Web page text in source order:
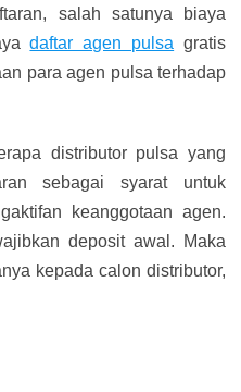
salah satunya biaya
daftar agen pulsa gratis
para agen pulsa terhadap
distributor pulsa yang
sebagai syarat untuk
keanggotaan agen.
deposit awal. Maka
kepada calon distributor,